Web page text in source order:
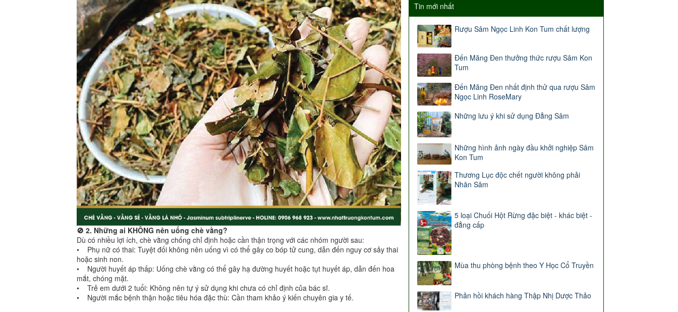
🚫 2. Những ai KHÔNG nên uống chè vằng?
Dù có nhiều lợi ích, chè vằng chống chỉ định hoặc cần thận trọng với các nhóm người sau:
• Phụ nữ có thai: Tuyệt đối không nên uống vì có thể gây co bóp tử cung, dẫn đến nguy cơ sảy thai
hoặc sinh non.
• Người huyết áp thấp: Uống chè vằng có thể gây hạ đường huyết hoặc tụt huyết áp, dẫn đến hoa
mắt, chóng mặt.
• Trẻ em dưới 2 tuổi: Không nên tự ý sử dụng khi chưa có chỉ định của bác sĩ.
• Người mắc bệnh thận hoặc tiêu hóa đặc thù: Cần tham khảo ý kiến chuyên gia y tế.
Tin mới nhất
Rượu Sâm Ngọc Linh Kon Tum chất lượng
Đến Măng Đen thưởng thức rượu Sâm Kon
Tum
Đến Măng Đen nhất định thử qua rượu Sâm
Ngọc Linh RoseMary
Những lưu ý khi sử dụng Đẳng Sâm
Những hình ảnh ngày đầu khởi nghiệp Sâm
Kon Tum
Thương Lục độc chết người không phải
Nhân Sâm
5 loại Chuối Hột Rừng đặc biệt - khác biệt -
đẳng cấp
Mùa thu phòng bệnh theo Y Học Cổ Truyền
Phản hồi khách hàng Thập Nhị Dược Thảo